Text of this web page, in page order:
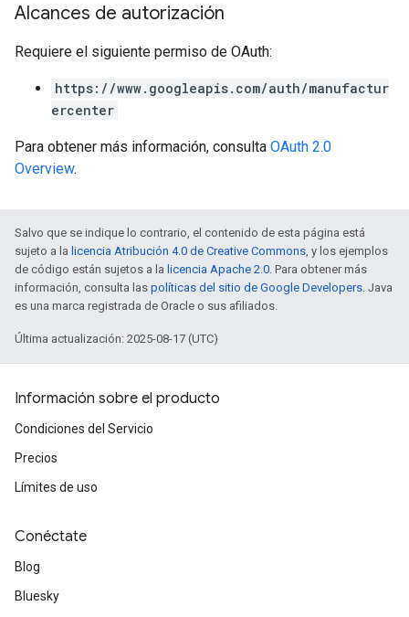
Alcances de autorización
Requiere el siguiente permiso de OAuth:
https://www.googleapis.com/auth/manufactur
ercenter
Para obtener más información, consulta OAuth 2.0
Overview.
Salvo que se indique lo contrario, el contenido de esta página está
sujeto a la licencia Atribución 4.0 de Creative Commons, y los ejemplos
de código están sujetos a la licencia Apache 2.0. Para obtener más
información, consulta las políticas del sitio de Google Developers. Java
es una marca registrada de Oracle o sus afiliados.
Última actualización: 2025-08-17 (UTC)
Información sobre el producto
Condiciones del Servicio
Precios
Límites de uso
Conéctate
Blog
Bluesky